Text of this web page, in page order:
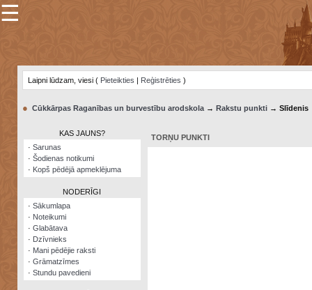
×
Šodienas
notikumi
Visatcera
almanahs
Arhīvs
☰
Laipni lūdzam, viesi ( Pieteikties | Reģistrēties )
● Cūkkārpas Raganības un burvestību arodskola→ Rakstu punkti→ Slīdenis
KAS JAUNS?
· Sarunas
· Šodienas notikumi
· Kopš pēdējā apmeklējuma
NODERĪGI
· Sākumlapa
· Noteikumi
· Glabātava
· Dzīvnieks
· Mani pēdējie raksti
· Grāmatzīmes
· Stundu pavedieni
TORŅU PUNKTI